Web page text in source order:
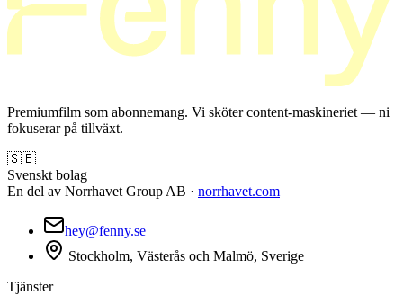
Premiumfilm som abonnemang. Vi sköter content-maskineriet — ni
fokuserar på tillväxt.
🇸🇪
Svenskt bolag
En del av Norrhavet Group AB · norrhavet.com
hey@fenny.se
Stockholm, Västerås och Malmö, Sverige
Tjänster